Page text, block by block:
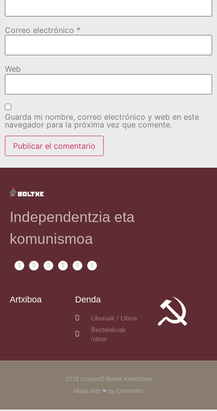
Correo electrónico *
Web
Guarda mi nombre, correo electrónico y web en este
navegador para la próxima vez que comente.
Independentzia eta
komunismoa
Artxiboa Denda
Liburuak / Libros
Bestelakoak
/otros
2018 (copyleft) Boltxe Kolektiboa
Made with ❤ by Elementor